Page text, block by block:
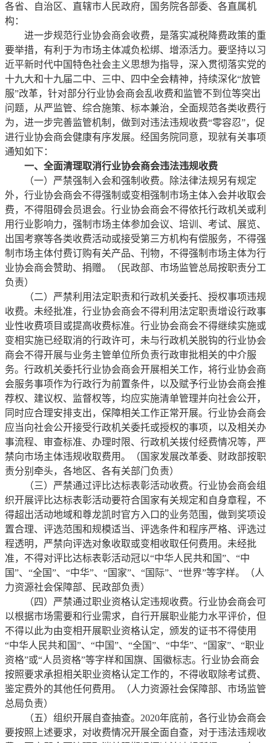
各省、自治区、直辖市人民政府，国务院各部委、各直属机
构：
进一步规范行业协会商会收费，是落实减税降费政策的重
要举措，有利于为市场主体减负松绑、增添活力。要坚持以习
近平新时代中国特色社会主义思想为指导，深入贯彻落实党的
十九大和十九届二中、三中、四中全会精神，持续深化“放管
服”改革，针对部分行业协会商会乱收费和监管不到位等突出
问题，从严监管、综合施策、标本兼治，全面规范各类收费行
为，进一步完善监管机制，做到对违法违规收费“零容忍”，促
进行业协会商会健康有序发展。经国务院同意，现就有关事项
通知如下：
一、全面清理取消行业协会商会违法违规收费
（一）严禁强制入会和强制收费。除法律法规另有规定
外，行业协会商会不得强制或变相强制市场主体入会并收取会
费，不得阻碍会员退会。行业协会商会不得依托行政机关或利
用行业影响力，强制市场主体参加会议、培训、考试、展览、
出国考察等各类收费活动或接受第三方机构有偿服务，不得强
制市场主体付费订购有关产品、刊物，不得强制市场主体为行
业协会商会赞助、捐赠。（民政部、市场监管总局按职责分工
负责）
（二）严禁利用法定职责和行政机关委托、授权事项违规
收费。未经批准，行业协会商会不得利用法定职责增设行政事
业性收费项目或提高收费标准。行业协会商会不得继续实施或
变相实施已经取消的行政许可，未与行政机关脱钩的行业协会
商会不得开展与业务主管单位所负责行政审批相关的中介服
务。行政机关委托行业协会商会开展相关工作，将行业协会商
会服务事项作为行政行为前置条件，以及赋予行业协会商会推
荐权、建议权、监督权等，均应实施清单管理并向社会公开，
同时应合理安排支出，保障相关工作正常开展。行业协会商会
应当向社会公开接受行政机关委托或授权的事项，以及相关办
事流程、审查标准、办理时限、行政机关拨付经费情况等，严
禁向市场主体违规收取费用。（国家发展改革委、财政部按职
责分别牵头，各地区、各有关部门负责）
（三）严禁通过评比达标表彰活动收费。行业协会商会组
织开展评比达标表彰活动要符合国家有关规定和自身章程，不
得超出活动地域和尊龙凯时官方入口的业务范围，做到奖项设
置合理、评选范围和规模适当、评选条件和程序严格、评选过
程透明，严禁向评选对象收取或变相收取任何费用。未经批
准，不得对评比达标表彰活动冠以“中华人民共和国”、“中
国”、“全国”、“中华”、“国家”、“国际”、“世界”等字样。（人
力资源社会保障部、民政部负责）
（四）严禁通过职业资格认定违规收费。行业协会商会可
以根据市场需要和行业需求，自行开展职业能力水平评价，但
不得以此为由变相开展职业资格认定，颁发的证书不得使用
“中华人民共和国”、“中国”、“全国”、“中华”、“国家”、“职业
资格”或“人员资格”等字样和国旗、国徽标志。行业协会商会
按照要求承担相关职业资格认定工作的，不得收取除考试费、
鉴定费外的其他任何费用。（人力资源社会保障部、市场监管
总局负责）
（五）组织开展自查抽查。2020年底前，各行业协会商会
要按照上述要求，对收费情况开展全面自查，对于违法违规收